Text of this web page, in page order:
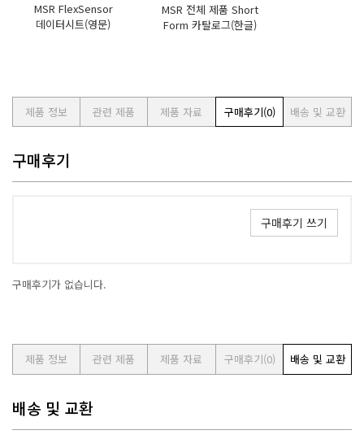
MSR FlexSensor
데이터시트(영문)
MSR 전체 제품 Short
Form 카탈로그(한글)
제품 정보 관련 제품 제품 자료 구매후기(0) 배송 및 교환
구매후기
구매후기 쓰기
구매후기가 없습니다.
제품 정보 관련 제품 제품 자료 구매후기(0) 배송 및 교환
배송 및 교환